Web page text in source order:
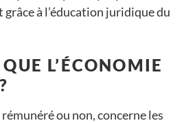
à l’éducation juridique du
QUE L’ÉCONOMIE
ou non, concerne les